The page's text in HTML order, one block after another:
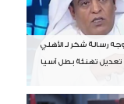
رسالة شكر لـ الأهلي
تعديل تهنئة بطل آسيا